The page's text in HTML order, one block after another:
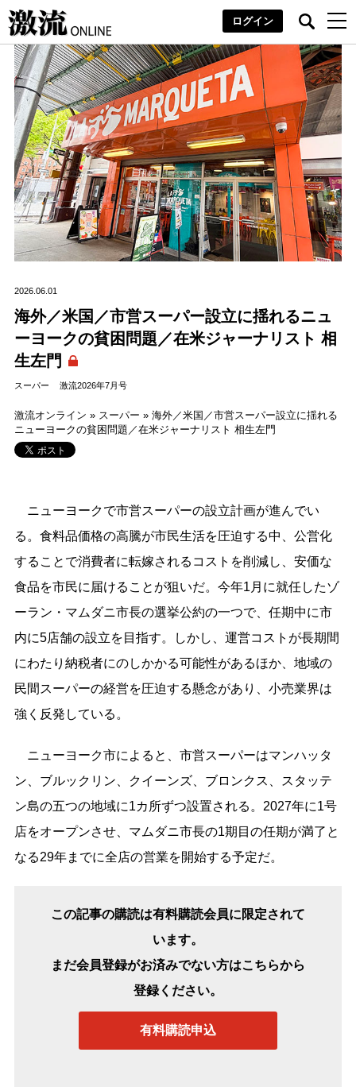
ログイン
2026.06.01
海外／米国／市営スーパー設立に揺れるニュ
ーヨークの貧困問題／在米ジャーナリスト 相
生左門
スーパー 激流2026年7月号
激流オンライン » スーパー » 海外／米国／市営スーパー設立に揺れる
ニューヨークの貧困問題／在米ジャーナリスト 相生左門
ニューヨークで市営スーパーの設立計画が進んでい
る。食料品価格の高騰が市民生活を圧迫する中、公営化
することで消費者に転嫁されるコストを削減し、安価な
食品を市民に届けることが狙いだ。今年1月に就任したゾ
ーラン・マムダニ市長の選挙公約の一つで、任期中に市
内に5店舗の設立を目指す。しかし、運営コストが長期間
にわたり納税者にのしかかる可能性があるほか、地域の
民間スーパーの経営を圧迫する懸念があり、小売業界は
強く反発している。
ニューヨーク市によると、市営スーパーはマンハッタ
ン、ブルックリン、クイーンズ、ブロンクス、スタッテ
ン島の五つの地域に1カ所ずつ設置される。2027年に1号
店をオープンさせ、マムダニ市長の1期目の任期が満了と
なる29年までに全店の営業を開始する予定だ。
この記事の購読は有料購読会員に限定されて
います。
まだ会員登録がお済みでない方はこちらから
登録ください。
有料購読申込